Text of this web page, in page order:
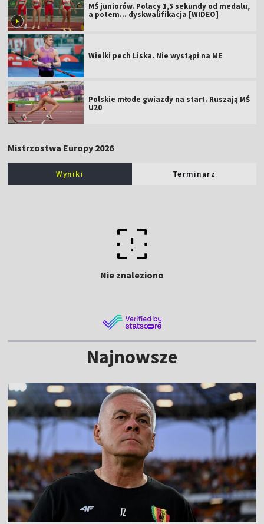
MŚ juniorów. Polacy 1,5 sekundy od medalu,
a potem... dyskwalifikacja [WIDEO]
Wielki pech Liska. Nie wystąpi na ME
Polskie młode gwiazdy na start. Ruszają MŚ
U20
Mistrzostwa Europy 2026
Wyniki Terminarz
Nie znaleziono
Najnowsze